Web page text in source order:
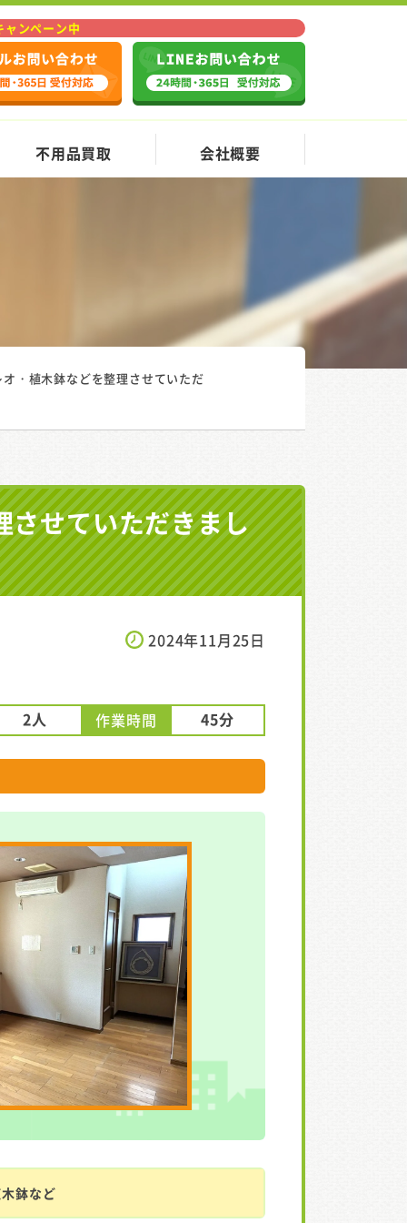
ンペーン中
不用品買取 会社概要
・植木鉢などを整理させていただ
させていただきまし
2024年11月25日
2人 作業時間 45分
鉢など